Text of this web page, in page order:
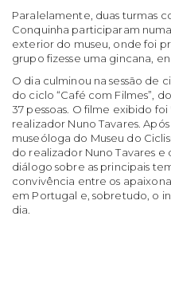
Paralelamente, duas turmas
Conquinha participaram
exterior do museu, onde foi
grupo fizesse uma gincana,
O dia culminou na sessão de
do ciclo “Café com Filmes”,
37 pessoas. O filme exibido
realizador Nuno Tavares.
museóloga do Museu do
do realizador Nuno Tavares e
diálogo sobre as principais
convivência entre os
em Portugal e, sobretudo, o
dia.